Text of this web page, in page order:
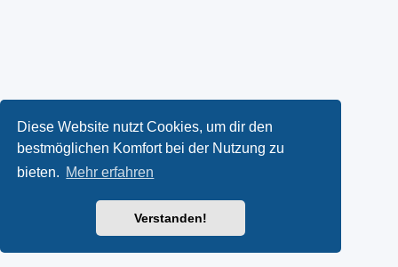
Diese Website nutzt Cookies, um dir den
bestmöglichen Komfort bei der Nutzung zu
bieten. Mehr erfahren
Verstanden!